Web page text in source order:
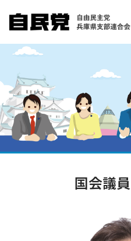
国会議